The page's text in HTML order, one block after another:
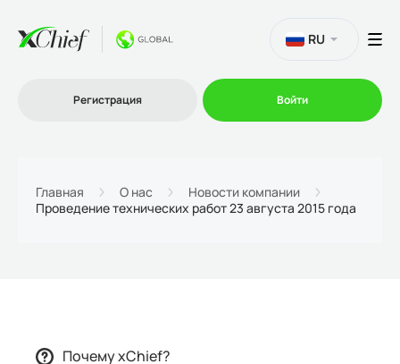
RU
Регистрация Войти
Главная О нас
Новости компании
Проведение технических работ 23 августа 2015 года
Почему xChief?